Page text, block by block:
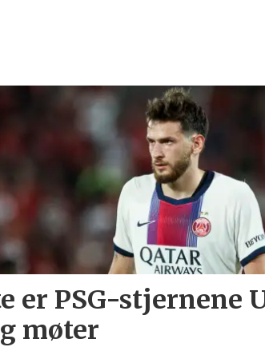
er PSG-stjernene
møter